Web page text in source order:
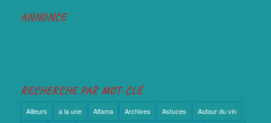
ANNONCE
RECHERCHE PAR MOT-CLÉ
Ailleurs a la une Alfama Archives Astuces Autour du vin